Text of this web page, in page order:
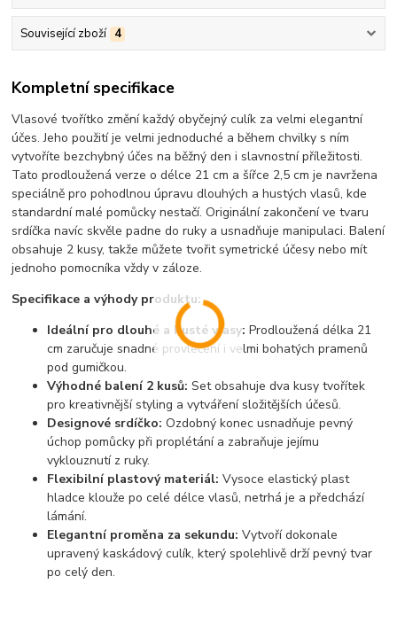
Související zboží 4
Kompletní specifikace
Vlasové tvořítko změní každý obyčejný culík za velmi elegantní
účes. Jeho použití je velmi jednoduché a během chvilky s ním
vytvoříte bezchybný účes na běžný den i slavnostní příležitosti.
Tato prodloužená verze o délce 21 cm a šířce 2,5 cm je navržena
speciálně pro pohodlnou úpravu dlouhých a hustých vlasů, kde
standardní malé pomůcky nestačí. Originální zakončení ve tvaru
srdíčka navíc skvěle padne do ruky a usnadňuje manipulaci. Balení
obsahuje 2 kusy, takže můžete tvořit symetrické účesy nebo mít
jednoho pomocníka vždy v záloze.
Specifikace a výhody produktu:
Ideální pro dlouhé a husté vlasy: Prodloužená délka 21
cm zaručuje snadné provlečení i velmi bohatých pramenů
pod gumičkou.
Výhodné balení 2 kusů: Set obsahuje dva kusy tvořítek
pro kreativnější styling a vytváření složitějších účesů.
Designové srdíčko: Ozdobný konec usnadňuje pevný
úchop pomůcky při proplétání a zabraňuje jejímu
vyklouznutí z ruky.
Flexibilní plastový materiál: Vysoce elastický plast
hladce klouže po celé délce vlasů, netrhá je a předchází
lámání.
Elegantní proměna za sekundu: Vytvoří dokonale
upravený kaskádový culík, který spolehlivě drží pevný tvar
po celý den.